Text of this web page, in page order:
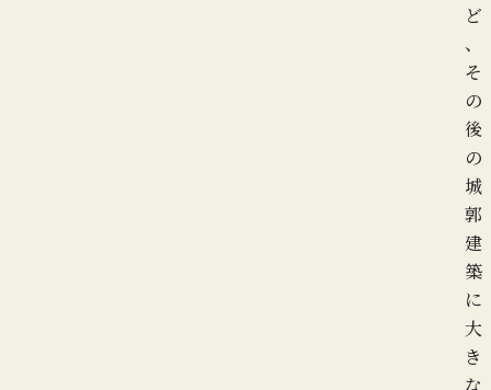
ど
、
そ
の
後
の
城
郭
建
築
に
大
き
な